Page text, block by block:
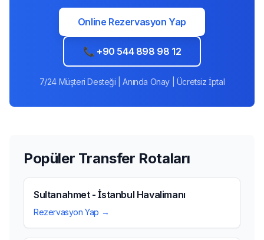
Online Rezervasyon Yap
📞 +90 544 898 98 12
7/24 Müşteri Desteği | Anında Onay | Ücretsiz İptal
Popüler Transfer Rotaları
Sultanahmet - İstanbul Havalimanı
Rezervasyon Yap →